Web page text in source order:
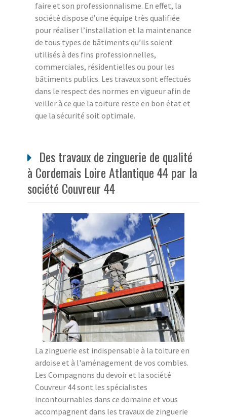
faire et son professionnalisme. En effet, la
société dispose d’une équipe très qualifiée
pour réaliser l’installation et la maintenance
de tous types de bâtiments qu’ils soient
utilisés à des fins professionnelles,
commerciales, résidentielles ou pour les
bâtiments publics. Les travaux sont effectués
dans le respect des normes en vigueur afin de
veiller à ce que la toiture reste en bon état et
que la sécurité soit optimale.
Des travaux de zinguerie de qualité
à Cordemais Loire Atlantique 44 par la
société Couvreur 44
La zinguerie est indispensable à la toiture en
ardoise et à l'aménagement de vos combles.
Les Compagnons du devoir et la société
Couvreur 44 sont les spécialistes
incontournables dans ce domaine et vous
accompagnent dans les travaux de zinguerie